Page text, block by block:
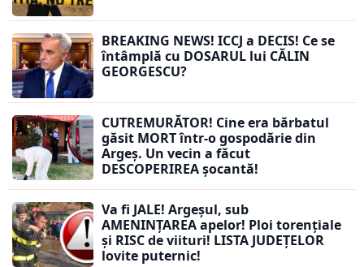
BREAKING NEWS! ICCJ a DECIS! Ce se
întâmplă cu DOSARUL lui CĂLIN
GEORGESCU?
CUTREMURĂTOR! Cine era bărbatul
găsit MORT într-o gospodărie din
Argeș. Un vecin a făcut
DESCOPERIREA șocantă!
Va fi JALE! Argeșul, sub
AMENINȚAREA apelor! Ploi torențiale
și RISC de viituri! LISTA JUDEȚELOR
lovite puternic!